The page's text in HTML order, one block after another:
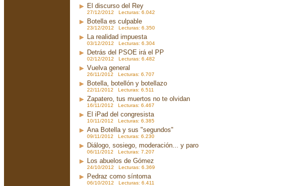
El discurso del Rey
27/12/2012 Lecturas: 6.042
Botella es culpable
23/12/2012 Lecturas: 6.350
La realidad impuesta
03/12/2012 Lecturas: 6.304
Detrás del PSOE irá el PP
02/12/2012 Lecturas: 6.482
Vuelva general
26/11/2012 Lecturas: 6.707
Botella, botellón y botellazo
22/11/2012 Lecturas: 6.511
Zapatero, tus muertos no te olvidan
16/11/2012 Lecturas: 6.467
El iPad del congresista
10/11/2012 Lecturas: 6.385
Ana Botella y sus "segundos"
09/11/2012 Lecturas: 6.230
Diálogo, sosiego, moderación... y paro
06/11/2012 Lecturas: 7.207
Los abuelos de Gómez
24/10/2012 Lecturas: 6.369
Pedraz como síntoma
06/10/2012 Lecturas: 6.411